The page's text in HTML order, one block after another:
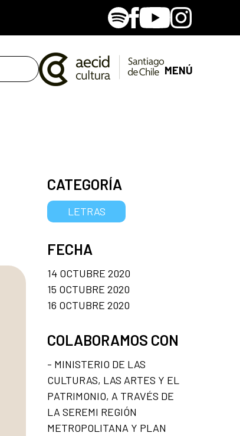
SpotifyFacebook
YoutubeInstagram
MENÚ
CATEGORÍA
LETRAS
FECHA
14 OCTUBRE 2020
15 OCTUBRE 2020
16 OCTUBRE 2020
COLABORAMOS CON
- MINISTERIO DE LAS
CULTURAS, LAS ARTES Y EL
PATRIMONIO, A TRAVÉS DE
LA SEREMI REGIÓN
METROPOLITANA Y PLAN